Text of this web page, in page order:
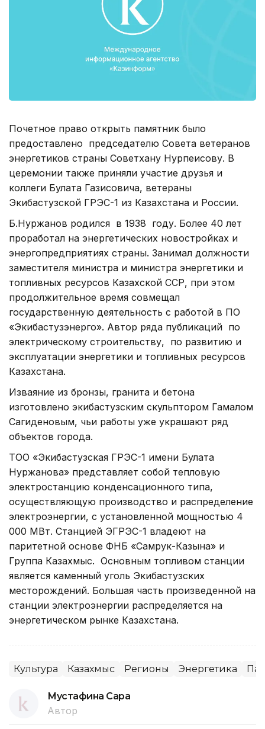
Почетное право открыть памятник было
предоставлено председателю Совета ветеранов
энергетиков страны Советхану Нурпеисову. В
церемонии также приняли участие друзья и
коллеги Булата Газисовича, ветераны
Экибастузской ГРЭС-1 из Казахстана и России.
Б.Нуржанов родился в 1938 году. Более 40 лет
проработал на энергетических новостройках и
энергопредприятиях страны. Занимал должности
заместителя министра и министра энергетики и
топливных ресурсов Казахской ССР, при этом
продолжительное время совмещал
государственную деятельность с работой в ПО
«Экибастузэнерго». Автор ряда публикаций по
электрическому строительству, по развитию и
эксплуатации энергетики и топливных ресурсов
Казахстана.
Изваяние из бронзы, гранита и бетона
изготовлено экибастузским скульптором Гамалом
Сагиденовым, чьи работы уже украшают ряд
объектов города.
ТОО «Экибастузская ГРЭС-1 имени Булата
Нуржанова» представляет собой тепловую
электростанцию конденсационного типа,
осуществляющую производство и распределение
электроэнергии, с установленной мощностью 4
000 МВт. Станцией ЭГРЭС-1 владеют на
паритетной основе ФНБ «Самрук-Казына» и
Группа Казахмыс. Основным топливом станции
является каменный уголь Экибастузских
месторождений. Большая часть произведенной на
станции электроэнергии распределяется на
энергетическом рынке Казахстана.
Культура Казахмыс Регионы Энергетика
Мустафина Сара
Автор